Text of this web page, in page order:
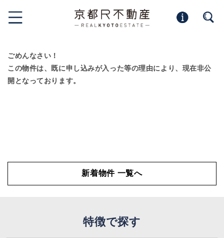
ごめんなさい！
この物件は、既に申し込みが入った等の理由により、現在非公
開となっております。
新着物件 一覧へ
特徴で探す